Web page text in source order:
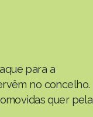
para a
no concelho.
quer pela